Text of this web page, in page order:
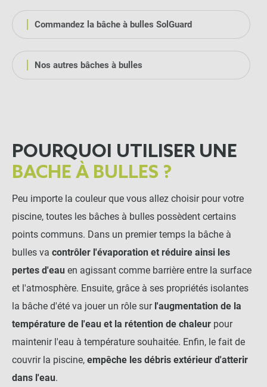
Commandez la bâche à bulles SolGuard
Nos autres bâches à bulles
POURQUOI UTILISER UNE
BACHE À BULLES ?
Peu importe la couleur que vous allez choisir pour votre
piscine, toutes les bâches à bulles possèdent certains
points communs. Dans un premier temps la bâche à
bulles va contrôler l'évaporation et réduire ainsi les
pertes d'eau en agissant comme barrière entre la surface
et l'atmosphère. Ensuite, grâce à ses propriétés isolantes
la bâche d'été va jouer un rôle surl'augmentation de la
température de l'eau et la rétention de chaleur pour
maintenir l'eau à température souhaitée. Enfin, le fait de
couvrir la piscine, empêche les débris extérieur d'atterir
dans l'eau.